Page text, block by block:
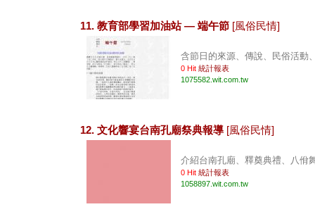
11. 教育部學習加油站 — 端午節 [風俗民情]
含節日的來源、傳說、民俗活動
0 Hit 統計報表
1075582.wit.com.tw
12. 文化響宴台南孔廟祭典報導 [風俗民情]
介紹台南孔廟、釋奠典禮、八佾
0 Hit 統計報表
1058897.wit.com.tw